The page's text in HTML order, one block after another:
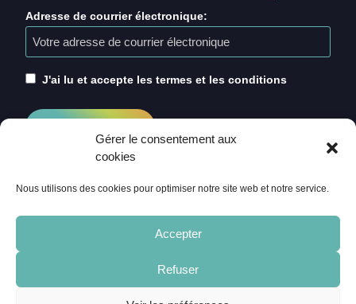
Gérer le consentement aux
cookies
Nous utilisons des cookies pour optimiser notre site web et notre service.
Accepter
Refuser
Adresse de courrier électronique:
J'ai lu et accepte les termes et les conditions
CRÉDITS